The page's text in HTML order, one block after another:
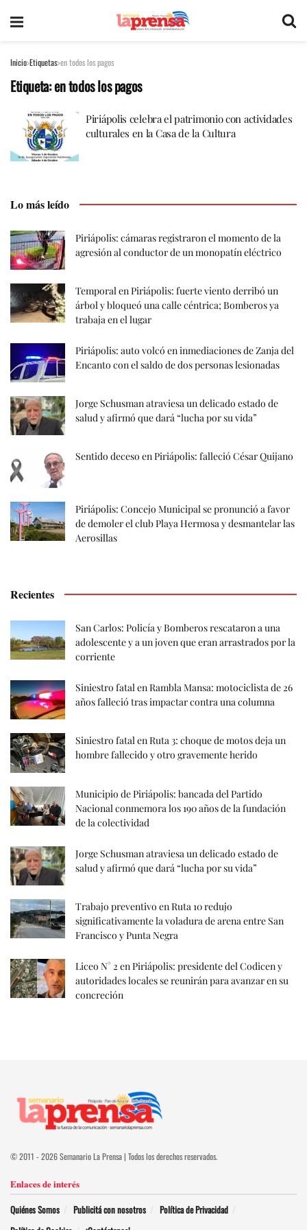
Inicio Etiquetas en todos los pagos
Etiqueta:en todos los pagos
Piriápolis celebra el patrimonio con actividades
culturales en la Casa de la Cultura
Lo más leído
Piriápolis: cámaras registraron el momento de la
agresión al conductor de un monopatín eléctrico
Temporal en Piriápolis: fuerte viento derribó un
árbol y bloqueó una calle céntrica; Bomberos ya
trabaja en el lugar
Piriápolis: auto volcó en inmediaciones de Zanja del
Encanto con el saldo de dos personas lesionadas
Jorge Schusman atraviesa un delicado estado de
salud y afirmó que dará “lucha por su vida”
Sentido deceso en Piriápolis: falleció César Quijano
Piriápolis: Concejo Municipal se pronunció a favor
de demoler el club Playa Hermosa y desmantelar las
Aerosillas
Recientes
San Carlos: Policía y Bomberos rescataron a una
adolescente y a un joven que eran arrastrados por la
corriente
Siniestro fatal en Rambla Mansa: motociclista de 26
años falleció tras impactar contra una columna
Siniestro fatal en Ruta 3: choque de motos deja un
hombre fallecido y otro gravemente herido
Municipio de Piriápolis: bancada del Partido
Nacional conmemora los 190 años de la fundación
de la colectividad
Jorge Schusman atraviesa un delicado estado de
salud y afirmó que dará “lucha por su vida”
Trabajo preventivo en Ruta 10 redujo
significativamente la voladura de arena entre San
Francisco y Punta Negra
Liceo N° 2 en Piriápolis: presidente del Codicen y
autoridades locales se reunirán para avanzar en su
concreción
© 2011 - 2026 Semanario La Prensa | Todos los derechos reservados.
Enlaces de interés
Quiénes Somos Publicitá con nosotros
Política de Privacidad